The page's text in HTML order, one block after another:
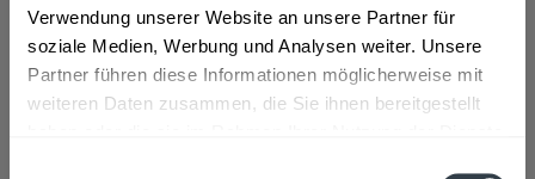
Verwendung unserer Website an unsere Partner für
soziale Medien, Werbung und Analysen weiter. Unsere
Partner führen diese Informationen möglicherweise mit
weiteren Daten zusammen, die Sie ihnen bereitgestellt
Beschreibung
"Das Viva con Agua Mineralwasser ist sowas wie unsere
Fundraising-Kampagne im Supermarktregal...mehr